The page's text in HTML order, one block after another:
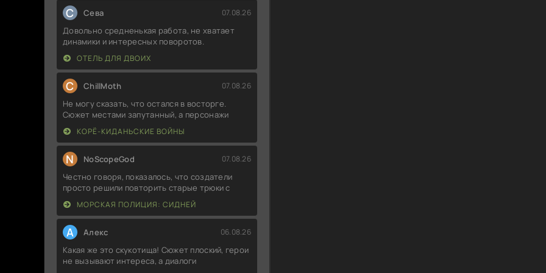
С Севa 07.08.26
Довольно средненькая работа, не хватает
динамики и интересных поворотов.
ОТЕЛЬ ДЛЯ ДВОИХ
C ChillMoth 07.08.26
Не могу сказать, что остался в восторге.
Сюжет местами запутанный, а персонажи
КОРЁ-КИДАНЬСКИЕ ВОЙНЫ
N NoScopeGod 07.08.26
Честно говоря, показалось, что создатели
просто решили повторить старые трюки с
МОРСКАЯ ПОЛИЦИЯ: СИДНЕЙ
А Алекс 06.08.26
Какая же это скукотища! Сюжет плоский, герои
не вызывают интереса, а диалоги